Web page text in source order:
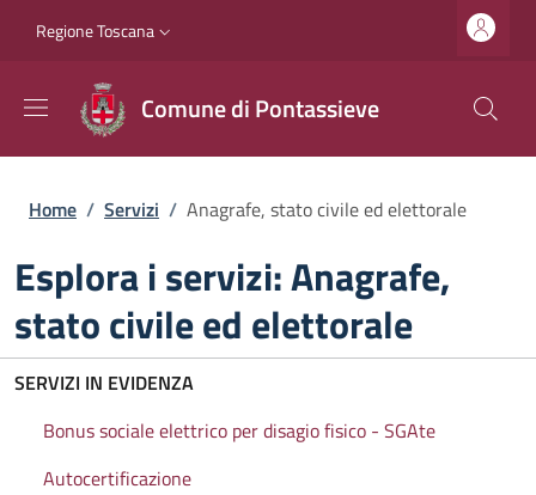
Slim top
Regione Toscana
Comune di Pontassieve
Briciole di pane
Home / Servizi / Anagrafe, stato civile ed elettorale
Esplora i servizi: Anagrafe,
stato civile ed elettorale
SERVIZI IN EVIDENZA
Bonus sociale elettrico per disagio fisico - SGAte
Autocertificazione